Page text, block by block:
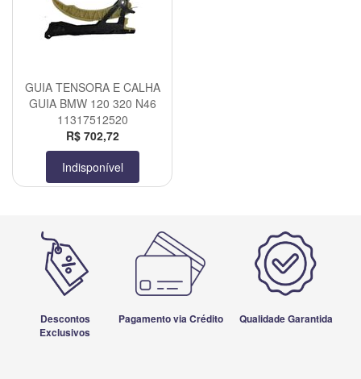
GUIA TENSORA E CALHA
GUIA BMW 120 320 N46
11317512520
R$ 702,72
Indisponível
Descontos
Exclusivos
Pagamento via Crédito Qualidade Garantida